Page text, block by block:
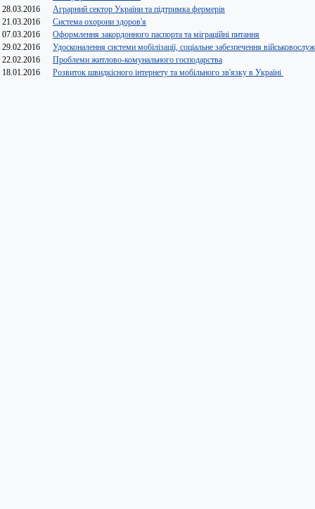
28.03.2016
Аграрний сектор України та підтримка фермерів
21.03.2016
Система охорони здоров'я
07.03.2016
Оформлення закордонного паспорта та міграційні питання
29.02.2016
Удосконалення системи мобілізації, соціальне забезпечення
22.02.2016
Проблеми житлово-комунального господарства
18.01.2016
Розвиток швидкісного інтернету та мобільного зв'язку в Україні